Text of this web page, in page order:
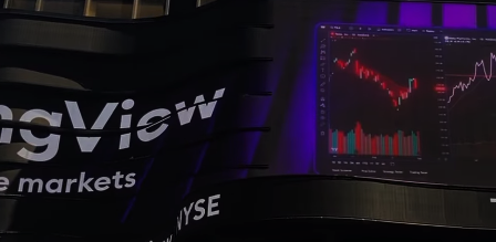
分足の過去データ 180日 365日
秒足の過去データ
ティックの過去デー
タ
インジケーターリプ